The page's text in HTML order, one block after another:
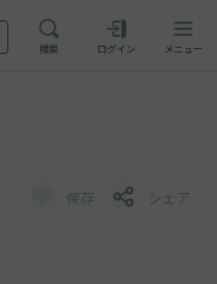
検索 ログイン メニュー
保存 シェア